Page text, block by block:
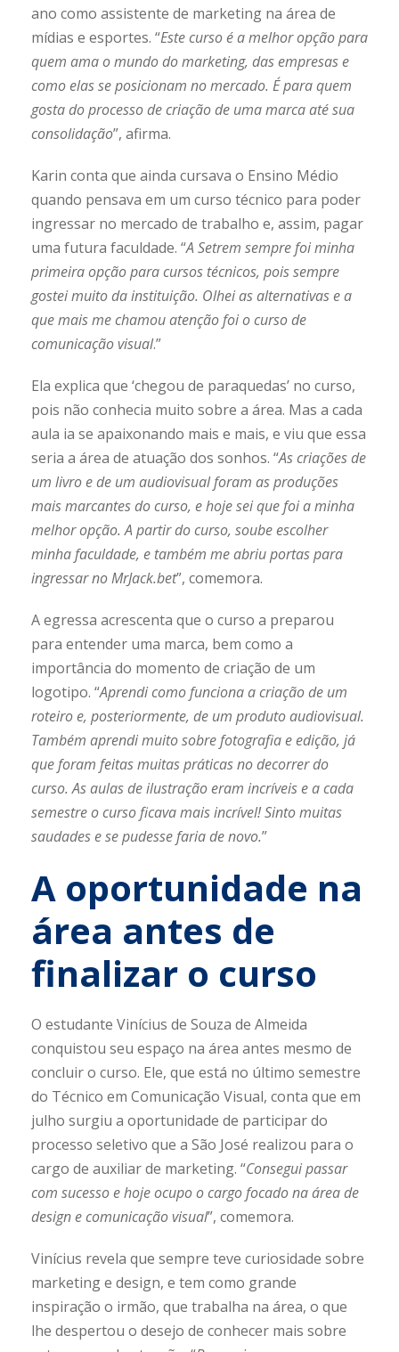
ano como assistente de marketing na área de
mídias e esportes. “Este curso é a melhor opção para
quem ama o mundo do marketing, das empresas e
como elas se posicionam no mercado. É para quem
gosta do processo de criação de uma marca até sua
consolidação”, afirma.
Karin conta que ainda cursava o Ensino Médio
quando pensava em um curso técnico para poder
ingressar no mercado de trabalho e, assim, pagar
uma futura faculdade. “A Setrem sempre foi minha
primeira opção para cursos técnicos, pois sempre
gostei muito da instituição. Olhei as alternativas e a
que mais me chamou atenção foi o curso de
comunicação visual.”
Ela explica que ‘chegou de paraquedas’ no curso,
pois não conhecia muito sobre a área. Mas a cada
aula ia se apaixonando mais e mais, e viu que essa
seria a área de atuação dos sonhos. “As criações de
um livro e de um audiovisual foram as produções
mais marcantes do curso, e hoje sei que foi a minha
melhor opção. A partir do curso, soube escolher
minha faculdade, e também me abriu portas para
ingressar no MrJack.bet”, comemora.
A egressa acrescenta que o curso a preparou
para entender uma marca, bem como a
importância do momento de criação de um
logotipo. “Aprendi como funciona a criação de um
roteiro e, posteriormente, de um produto audiovisual.
Também aprendi muito sobre fotografia e edição, já
que foram feitas muitas práticas no decorrer do
curso. As aulas de ilustração eram incríveis e a cada
semestre o curso ficava mais incrível! Sinto muitas
saudades e se pudesse faria de novo.”
A oportunidade na
área antes de
finalizar o curso
O estudante Vinícius de Souza de Almeida
conquistou seu espaço na área antes mesmo de
concluir o curso. Ele, que está no último semestre
do Técnico em Comunicação Visual, conta que em
julho surgiu a oportunidade de participar do
processo seletivo que a São José realizou para o
cargo de auxiliar de marketing. “Consegui passar
com sucesso e hoje ocupo o cargo focado na área de
design e comunicação visual”, comemora.
Vinícius revela que sempre teve curiosidade sobre
marketing e design, e tem como grande
inspiração o irmão, que trabalha na área, o que
lhe despertou o desejo de conhecer mais sobre